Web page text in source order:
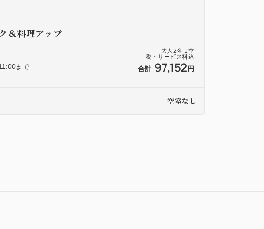
大人 2名 1室
税・サービス料込
合計 97,152 円
＆料理アップ
まで
空室なし